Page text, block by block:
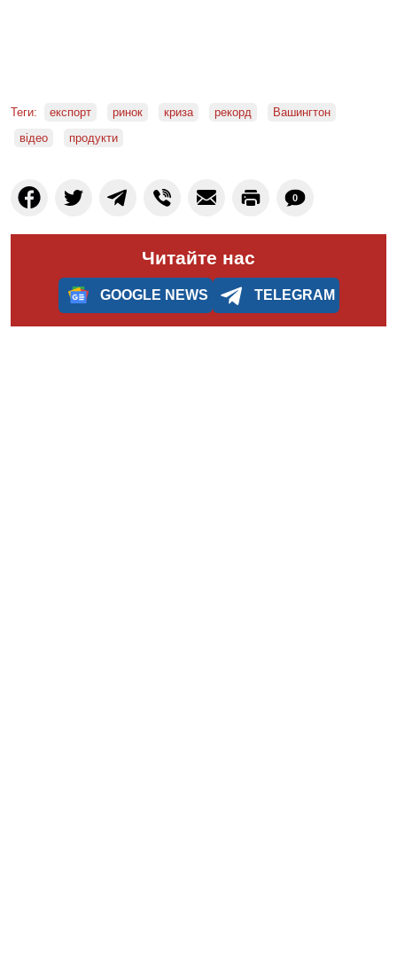
Теги: експорт ринок криза рекорд
Вашингтон
відео
продукти
0
Читайте нас
GOOGLE NEWS TELEGRAM